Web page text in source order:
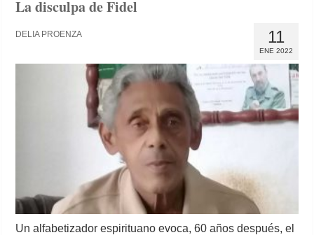
La disculpa de Fidel
11
ENE 2022
DELIA PROENZA
Un alfabetizador espirituano evoca, 60 años después, el